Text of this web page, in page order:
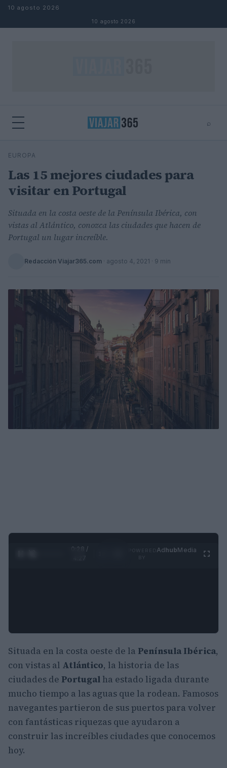
Saltar al contenido
10 agosto 2026
10 agosto 2026
⌕
Buscar
EUROPA
Las 15 mejores ciudades para
visitar en Portugal
Situada en la costa oeste de la Península Ibérica, con
vistas al Atlántico, conozca las ciudades que hacen de
Portugal un lugar increíble.
Redacción Viajar365.com · agosto 4, 2021 · 9 min
0:30 /
AdhubMedia
Situada en la costa oeste de la Península Ibérica,
con vistas al Atlántico, la historia de las
ciudades de Portugal ha estado ligada durante
mucho tiempo a las aguas que la rodean. Famosos
navegantes partieron de sus puertos para volver
con fantásticas riquezas que ayudaron a
construir las increíbles ciudades que conocemos
hoy.